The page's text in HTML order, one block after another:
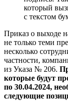
который
с текстом
Приказ о выходе
не только теми
несколько
частности,
из Указа № 206.
которые будут
по 30.04.2024,
следующие